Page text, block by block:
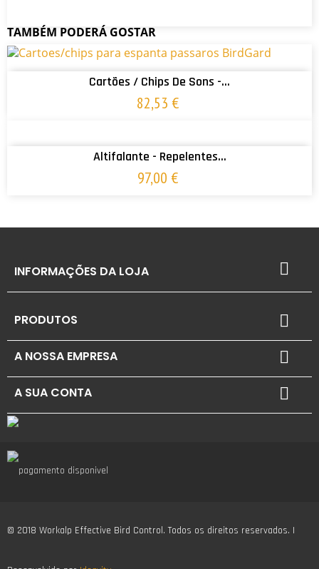
TAMBÉM PODERÁ GOSTAR
ADICIONAR AO CARRINHO
Cartões / Chips De Sons -...
82,53 €
Altifalante - Repelentes...
97,00 €
INFORMAÇÕES DA LOJA 
PRODUTOS 
A NOSSA EMPRESA 
A SUA CONTA 
© 2018 Workalp Effective Bird Control. Todos os direitos reservados. |